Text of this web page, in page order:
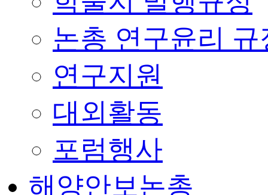
논총 연구윤리 규
연구지원
대외활동
포럼행사
해양안보논총